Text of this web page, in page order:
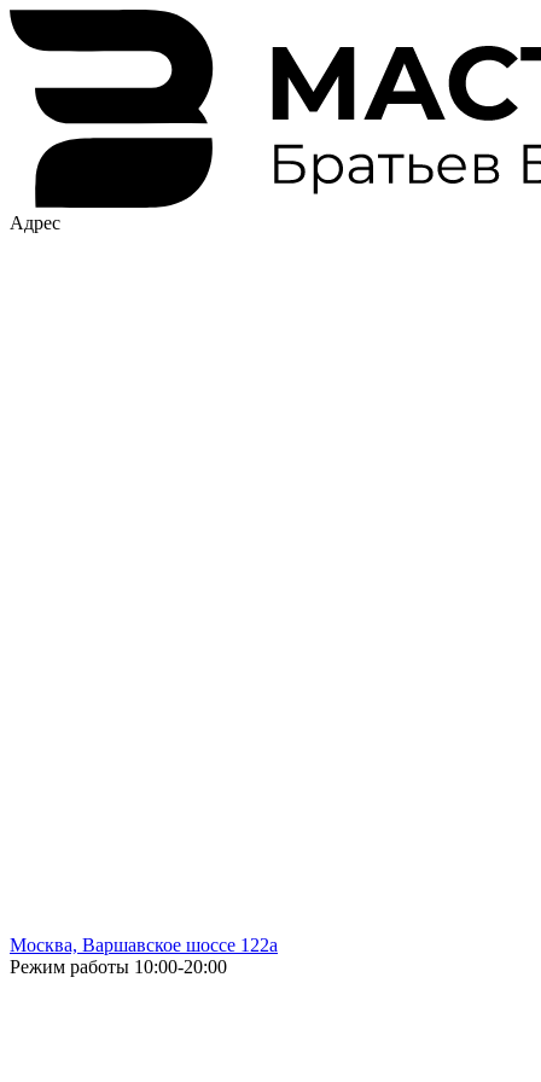
Адрес
Москва, Варшавское шоссе 122а
Режим работы 10:00-20:00